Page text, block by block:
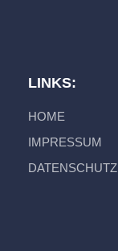
LINKS:
HOME
IMPRESSUM
DATENSCHUTZ